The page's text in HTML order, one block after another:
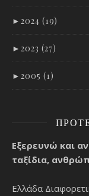
► 2024 (19)
► 2023 (27)
► 2005 (1)
Εξερευνώ και
ταξίδια,
Ελλάδα